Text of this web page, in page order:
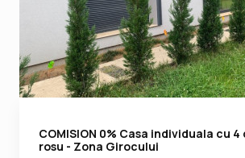
COMISION 0% Casa individuala cu
rosu - Zona Girocului